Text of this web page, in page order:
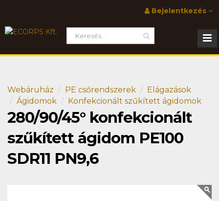
Bejelentkezés
Webáruház PE csőrendszerek
Elágazások
Ágidomok
Konfekcionált szűkített ágidomok
280/90/45° konfekcionált
szűkített ágidom PE100
SDR11 PN9,6